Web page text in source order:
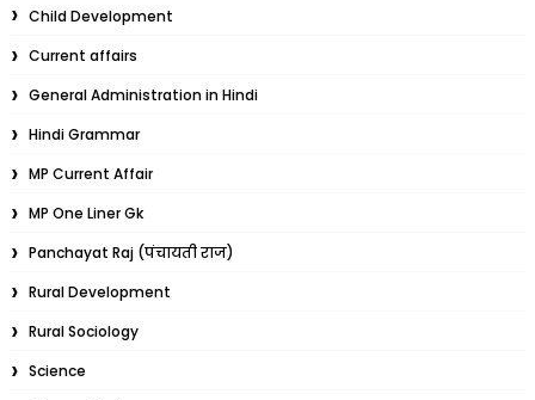
Child Development
Current affairs
General Administration in Hindi
Hindi Grammar
MP Current Affair
MP One Liner Gk
Panchayat Raj (पंचायती राज)
Rural Development
Rural Sociology
Science